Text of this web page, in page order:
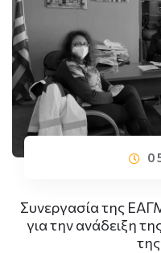
Συνεργασία της
για την ανάδειξη